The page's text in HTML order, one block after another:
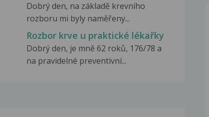
Dobrý den, na základě krevního
rozboru mi byly naměřeny...
Rozbor krve u praktické lékařky
Dobrý den, je mně 62 roků, 176/78 a
na pravidelné preventivní...